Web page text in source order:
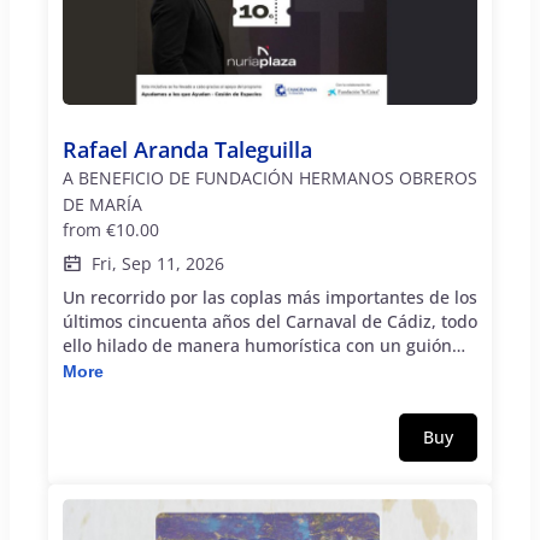
través del teléfono: 958222257 ó email:
edumuseo@cajagranadafundacion.es.
Rafael Aranda Taleguilla
A BENEFICIO DE FUNDACIÓN HERMANOS OBREROS
DE MARÍA
from €10.00
Fri, Sep 11, 2026
Un recorrido por las coplas más importantes de los
últimos cincuenta años del Carnaval de Cádiz, todo
ello hilado de manera humorística con un guión
donde el público participa de manera directa,
carnaval y las propias vivencias del artista. Esta
iniciativa se realiza gracias al apoyo del programa
`Ayudamos a los que ayudan - Cesión de Espacios
More
Buy